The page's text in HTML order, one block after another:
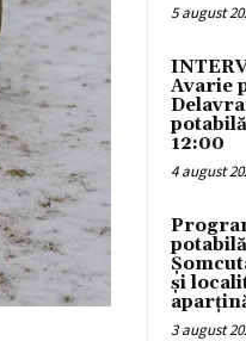
5 august
Avarie
12:00
4 august
și
3 august